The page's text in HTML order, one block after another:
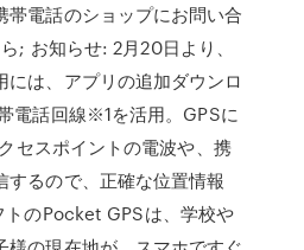
帯電話のショップにお問い合
; お知らせ: 2月20日より、
には、アプリの追加ダウンロ
電話回線※1を活用。GPSに
セスポイントの電波や、携
するので、正確な位置情報
のPocket GPSは、学校や